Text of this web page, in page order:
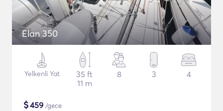
Elan 350
Yelkenli Yat
35 ft
11 m
8 3 4
$459 /gece